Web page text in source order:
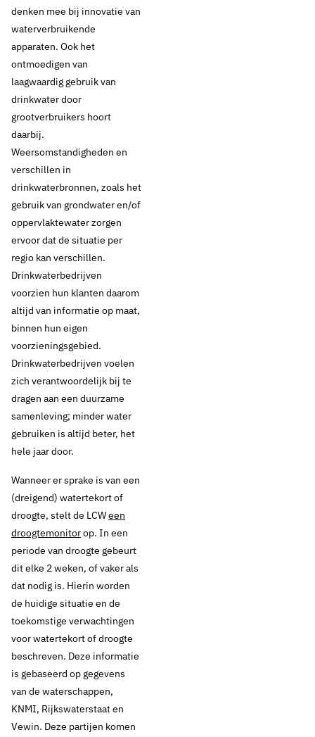
Drinkwaterbronnen en landbouw
Drinkwaterbronnen en natuur
Drinkwaterbronnen en ondergrond
denken mee bij innovatie van
waterverbruikende
apparaten. Ook het
ontmoedigen van
laagwaardig gebruik van
drinkwater door
grootverbruikers hoort
daarbij.
Weersomstandigheden en
verschillen in
drinkwaterbronnen, zoals het
gebruik van grondwater en/of
oppervlaktewater zorgen
ervoor dat de situatie per
regio kan verschillen.
Drinkwaterbedrijven
voorzien hun klanten daarom
altijd van informatie op maat,
binnen hun eigen
voorzieningsgebied.
Drinkwaterbedrijven voelen
zich verantwoordelijk bij te
dragen aan een duurzame
samenleving; minder water
gebruiken is altijd beter, het
hele jaar door.
Wanneer er sprake is van een
(dreigend) watertekort of
droogte, stelt de LCWeen
droogtemonitorop. In een
periode van droogte gebeurt
dit elke 2 weken, of vaker als
dat nodig is. Hierin worden
de huidige situatie en de
toekomstige verwachtingen
voor watertekort of droogte
beschreven. Deze informatie
is gebaseerd op gegevens
van de waterschappen,
KNMI, Rijkswaterstaat en
Vewin. Deze partijen komen